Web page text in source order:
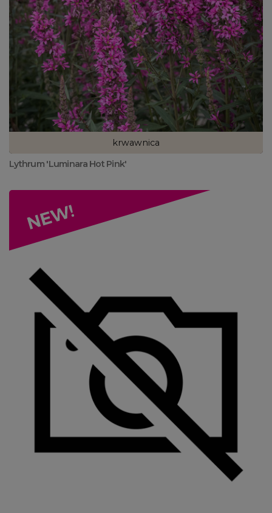
krwawnica
Lythrum 'Luminara Hot Pink'